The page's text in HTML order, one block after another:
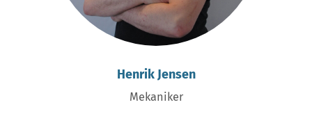
Henrik Jensen
Mekaniker